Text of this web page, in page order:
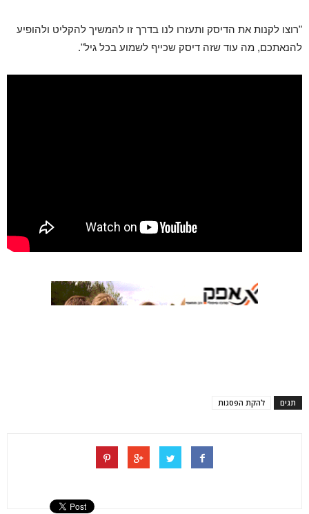
"רוצו לקנות את הדיסק ותעזרו לנו בדרך זו להמשיך להקליט ולהופיע
להנאתכם, מה עוד שזה דיסק שכייף לשמוע בכל גיל".
תגים להקת הפסגות